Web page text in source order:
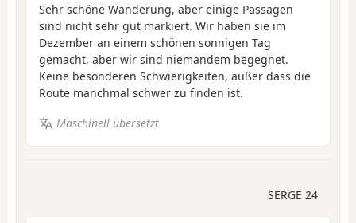
Sehr schöne Wanderung, aber einige Passagen
sind nicht sehr gut markiert. Wir haben sie im
Dezember an einem schönen sonnigen Tag
gemacht, aber wir sind niemandem begegnet.
Keine besonderen Schwierigkeiten, außer dass die
Route manchmal schwer zu finden ist.
Maschinell übersetzt
SERGE 24